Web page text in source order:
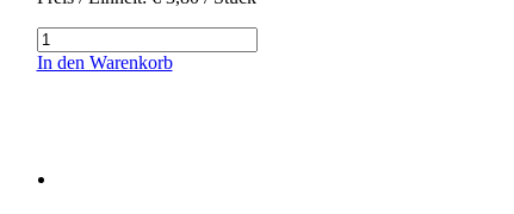
Eispapst
Eis
In den Warenkorb